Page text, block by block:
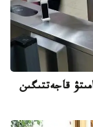
قاجەتتىگىن